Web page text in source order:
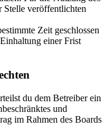
Stelle veröffentlichten
Zeit geschlossen
einer Frist
du dem Betreiber ein
und
im Rahmen des Boards